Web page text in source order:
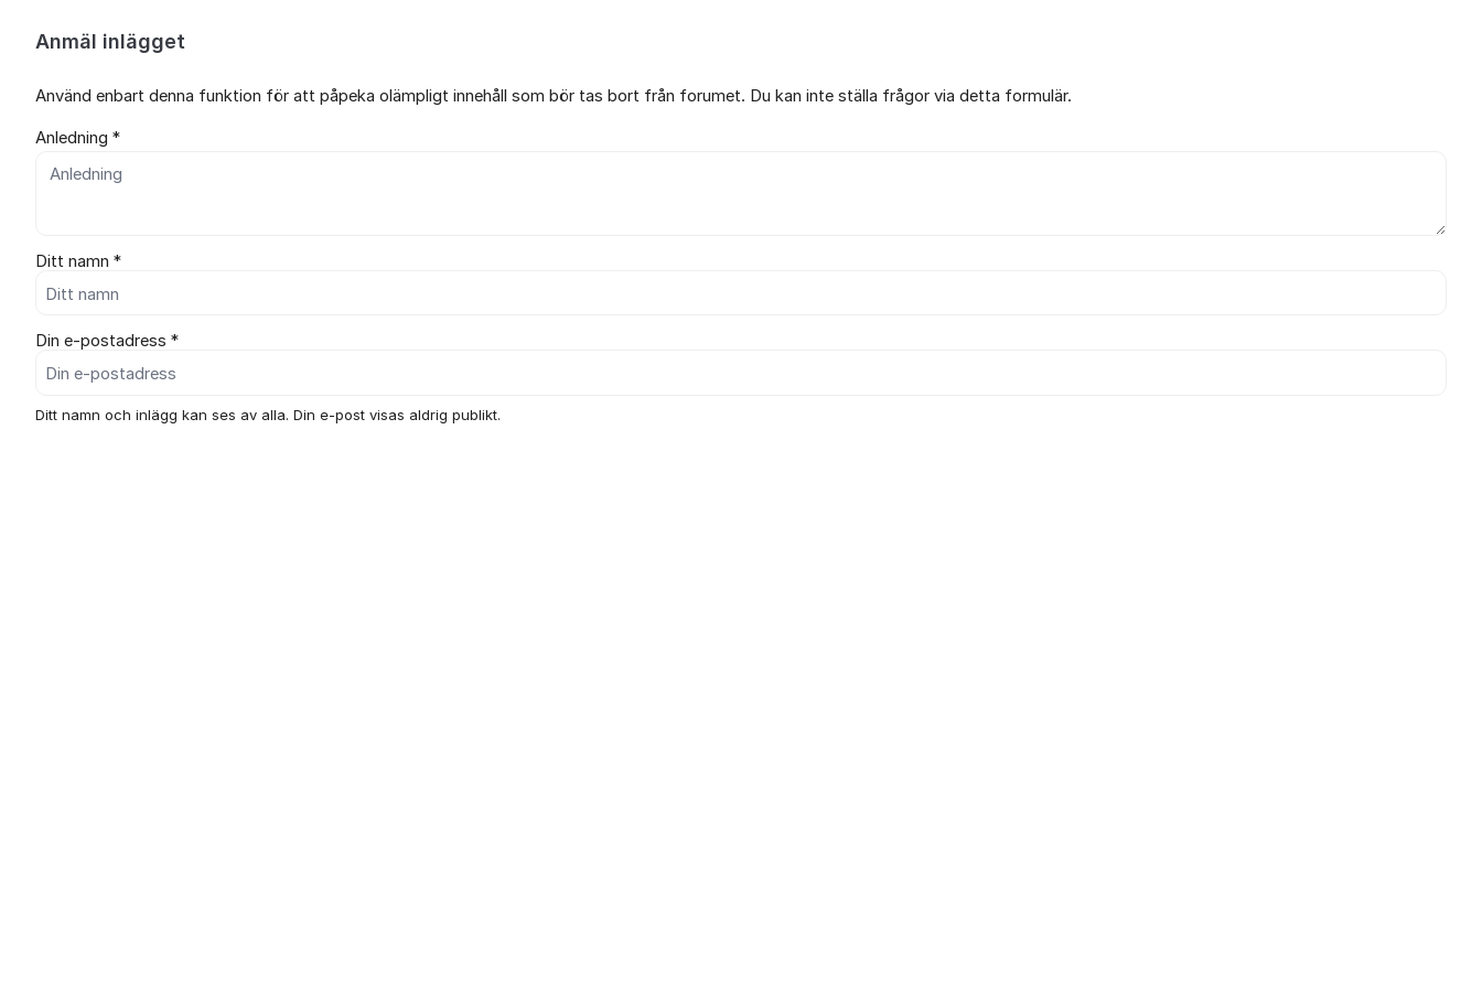
Anmäl inlägget
Använd enbart denna funktion för att påpeka olämpligt innehåll som bör tas bort från forumet. Du kan inte ställa frågor via detta formulär.
Anledning *
Ditt namn *
Din e-postadress *
Ditt namn och inlägg kan ses av alla. Din e-post visas aldrig publikt.